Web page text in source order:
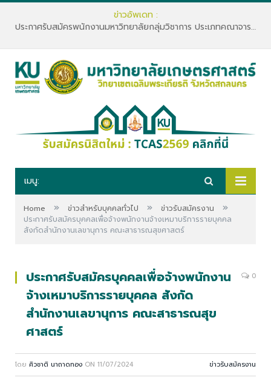
ข่าวอัพเดท :
ประกาศรับสมัครพนักงานมหาวิทยาลัยกลุ่มวิชาการ ประเภทคณาจารย์ประจำ คณะทรัพยากรธรรมชาติและอุตสาหกรรมเกษตร สังกัดภาควิชาเกษตรและทรัพยากร
เมนู:
Home » ข่าวสำหรับบุคคลทั่วไป » ข่าวรับสมัครงาน »
ประกาศรับสมัครบุคคลเพื่อจ้างพนักงานจ้างเหมาบริการรายบุคคล
สังกัดสำนักงานเลขานุการ คณะสาธารณสุขศาสตร์
ประกาศรับสมัครบุคคลเพื่อจ้างพนักงาน
จ้างเหมาบริการรายบุคคล สังกัด
สำนักงานเลขานุการ คณะสาธารณสุข
ศาสตร์
0
โดย ศิวชาติ นาถาดทอง ON 11/07/2024 ข่าวรับสมัครงาน